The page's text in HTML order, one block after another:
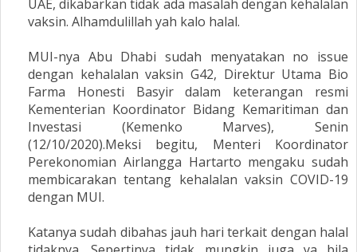
UAE, dikabarkan tidak ada masalah dengan kehalalan
vaksin. Alhamdulillah yah kalo halal.
MUI-nya Abu Dhabi sudah menyatakan no issue
dengan kehalalan vaksin G42, Direktur Utama Bio
Farma Honesti Basyir dalam keterangan resmi
Kementerian Koordinator Bidang Kemaritiman dan
Investasi (Kemenko Marves), Senin
(12/10/2020).Meksi begitu, Menteri Koordinator
Perekonomian Airlangga Hartarto mengaku sudah
membicarakan tentang kehalalan vaksin COVID-19
dengan MUI.
Katanya sudah dibahas jauh hari terkait dengan halal